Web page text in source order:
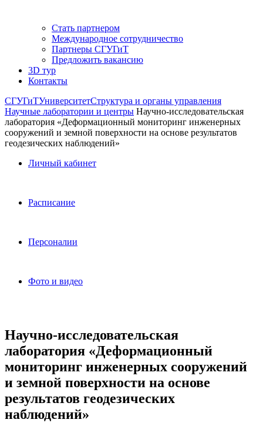
Стать партнером
Международное сотрудничество
Партнеры СГУГиТ
Предложить вакансию
3D тур
Контакты
СГУГиТУниверситетСтруктура и органы управления
Научные лаборатории и центры Научно-исследовательская
лаборатория «Деформационный мониторинг инженерных
сооружений и земной поверхности на основе результатов
геодезических наблюдений»
Личный кабинет
Расписание
Персоналии
Фото и видео
Научно-исследовательская
лаборатория «Деформационный
мониторинг инженерных сооружений
и земной поверхности на основе
результатов геодезических
наблюдений»